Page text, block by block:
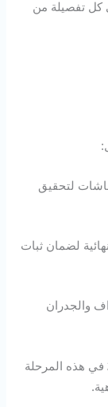
كل تفصيلة من
لتحقيق
لضمان ثبات
والجدران
في هذه المرحلة